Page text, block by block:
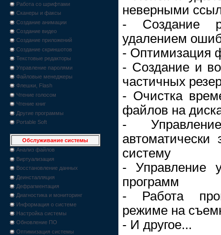
Работа со шрифтами
Сканеры и факсы
Создание анимации
Создание видео
Создание приложений
Создание скриншотов
Текстовые редакторы
Управление паролями
Файловые менеджеры
Флешки, Flash
Чтение голосом
Чтение книг
Другие программы
Portable Soft
Обслуживание системы
Анализ файлов
Виртуализация
Восстановление данных
Деинсталляция
Дефрагментация
Диагностика и мониторинг
Информация о системе
Настройка системы
Обновление ПО
Оптимизация системы
неверными
- Создание
удалением
- Оптимизация
- Создание и
частичных
- Очистка
файлов на
-
систему
- Управление
программ
- Работа
режиме на
- И другое...